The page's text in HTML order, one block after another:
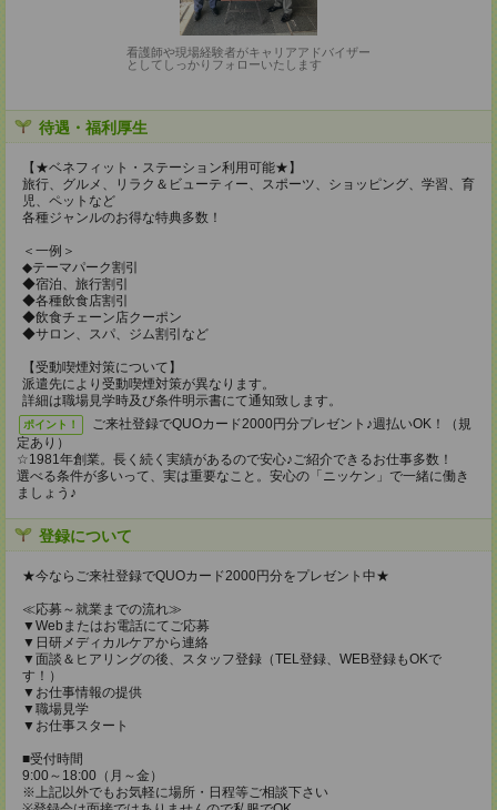
看護師や現場経験者がキャリアアドバイザー
としてしっかりフォローいたします
待遇・福利厚生
【★ベネフィット・ステーション利用可能★】
旅行、グルメ、リラク＆ビューティー、スポーツ、ショッピング、学習、育
児、ペットなど
各種ジャンルのお得な特典多数！
＜一例＞
◆テーマパーク割引
◆宿泊、旅行割引
◆各種飲食店割引
◆飲食チェーン店クーポン
◆サロン、スパ、ジム割引など
【受動喫煙対策について】
派遣先により受動喫煙対策が異なります。
詳細は職場見学時及び条件明示書にて通知致します。
ポイント！
ご来社登録でQUOカード2000円分プレゼント♪週払いOK！（規
定あり）
☆1981年創業。長く続く実績があるので安心♪ご紹介できるお仕事多数！
選べる条件が多いって、実は重要なこと。安心の「ニッケン」で一緒に働き
ましょう♪
登録について
★今ならご来社登録でQUOカード2000円分をプレゼント中★
≪応募～就業までの流れ≫
▼Webまたはお電話にてご応募
▼日研メディカルケアから連絡
▼面談＆ヒアリングの後、スタッフ登録（TEL登録、WEB登録もOKで
す！）
▼お仕事情報の提供
▼職場見学
▼お仕事スタート
■受付時間
9:00～18:00（月～金）
※上記以外でもお気軽に場所・日程等ご相談下さい